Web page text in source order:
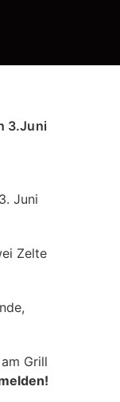
3.Juni
Juni
Zelte
Grill